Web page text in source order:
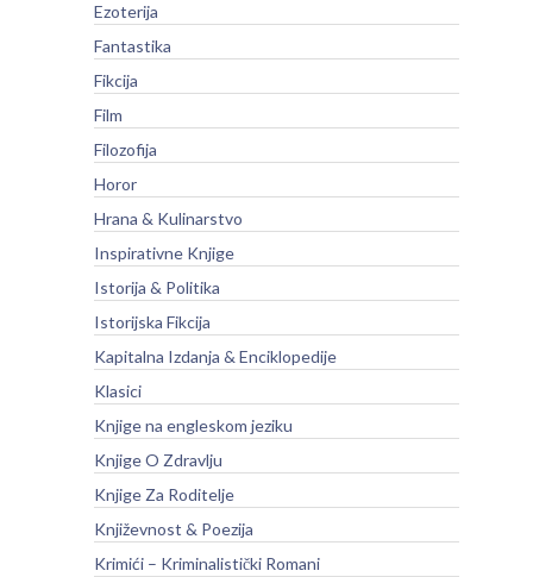
Ezoterija
Fantastika
Fikcija
Film
Filozofija
Horor
Hrana & Kulinarstvo
Inspirativne Knjige
Istorija & Politika
Istorijska Fikcija
Kapitalna Izdanja & Enciklopedije
Klasici
Knjige na engleskom jeziku
Knjige O Zdravlju
Knjige Za Roditelje
Književnost & Poezija
Krimići – Kriminalistički Romani